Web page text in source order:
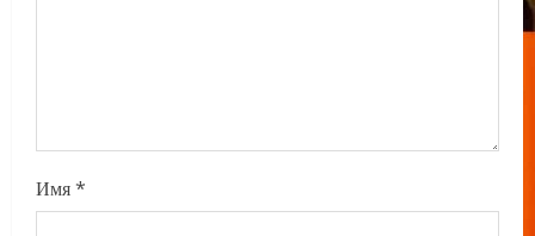
Имя*